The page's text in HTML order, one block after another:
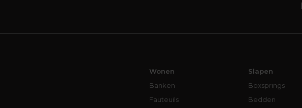
Wonen
Banken
Fauteuils
Slapen
Boxsprings
Bedden